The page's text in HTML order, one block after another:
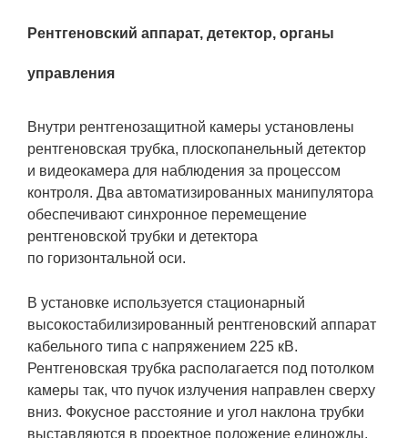
Рентгеновский аппарат, детектор, органы
управления
Внутри рентгенозащитной камеры установлены
рентгеновская трубка, плоскопанельный детектор
и видеокамера для наблюдения за процессом
контроля. Два автоматизированных манипулятора
обеспечивают синхронное перемещение
рентгеновской трубки и детектора
по горизонтальной оси.
В установке используется стационарный
высокостабилизированный рентгеновский аппарат
кабельного типа с напряжением 225 кВ.
Рентгеновская трубка располагается под потолком
камеры так, что пучок излучения направлен сверху
вниз. Фокусное расстояние и угол наклона трубки
выставляются в проектное положение единожды,